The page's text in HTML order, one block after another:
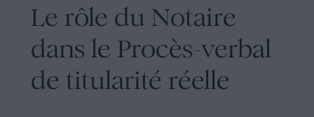
Le rôle du Notaire
dans le Procès-verbal
de titularité réelle